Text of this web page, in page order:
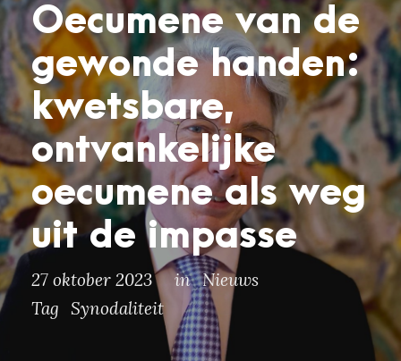
Oecumene van de
gewonde handen:
kwetsbare,
ontvankelijke
oecumene als weg
uit de impasse
27 oktober 2023 in Nieuws
Tag
Synodaliteit